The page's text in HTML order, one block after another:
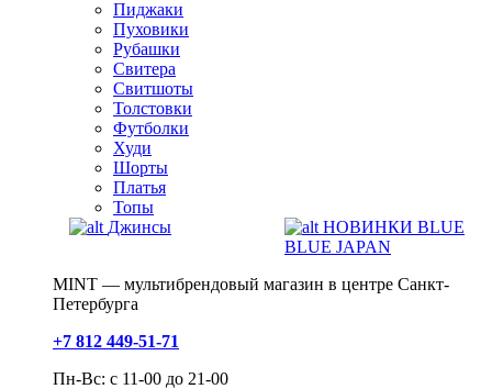
Пиджаки
Пуховики
Рубашки
Свитера
Свитшоты
Толстовки
Футболки
Худи
Шорты
Платья
Топы
Джинсы
НОВИНКИ BLUE
BLUE JAPAN
MINT — мультибрендовый магазин в центре Санкт-
Петербурга
+7 812 449-51-71
Пн-Вс: с 11-00 до 21-00